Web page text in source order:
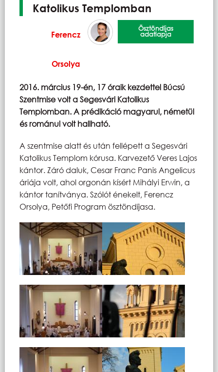
Katolikus Templomban
Ferencz
Orsolya
Ösztöndíjas
adatlapja
2016. március 19-én, 17 óraik kezdettel Búcsú
Szentmise volt a Segesvári Katolikus
Templomban. A prédikáció magyarul, németül
és románul volt hallható.
A szentmise alatt és után fellépett a Segesvári
Katolikus Templom kórusa. Karvezető Veres Lajos
kántor. Záró daluk, Cesar Franc Panis Angelicus
áriája volt, ahol orgonán kísért Mihályi Erwin, a
kántor tanítványa. Szólót énekelt, Ferencz
Orsolya, Petőfi Program ösztöndíjasa.